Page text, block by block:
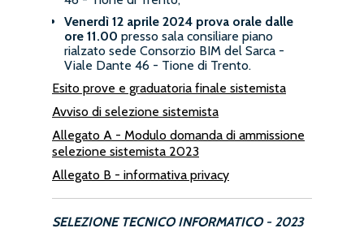
Venerdì 12 aprile 2024 prova orale dalle
ore 11.00 presso sala consiliare piano
rialzato sede Consorzio BIM del Sarca -
Viale Dante 46 - Tione di Trento.
Esito prove e graduatoria finale sistemista
Avviso di selezione sistemista
Allegato A - Modulo domanda di ammissione
selezione sistemista 2023
Allegato B - informativa privacy
SELEZIONE TECNICO INFORMATICO - 2023